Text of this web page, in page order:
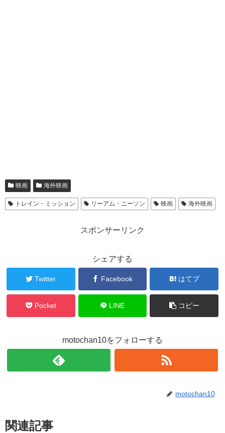
映画 海外映画
トレイン・ミッション リーアム・ニーソン 映画 海外映画
スポンサーリンク
シェアする
Twitter Facebook はてブ
Pocket LINE コピー
motochan10をフォローする
motochan10
関連記事